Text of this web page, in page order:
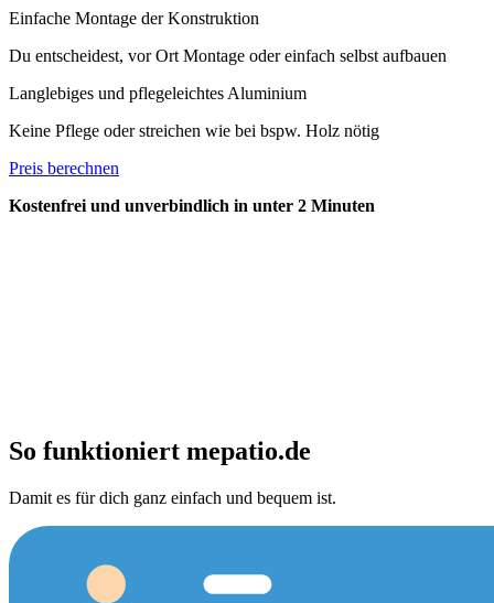
Einfache Montage der Konstruktion
Du entscheidest, vor Ort Montage oder einfach selbst aufbauen
Langlebiges und pflegeleichtes Aluminium
Keine Pflege oder streichen wie bei bspw. Holz nötig
Preis berechnen
Kostenfrei und unverbindlich in unter 2 Minuten
So funktioniert mepatio.de
Damit es für dich ganz einfach und bequem ist.